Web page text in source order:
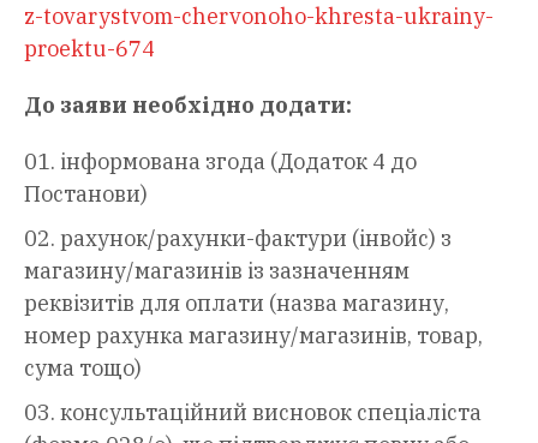
z-tovarystvom-chervonoho-khresta-ukrainy-
proektu-674
До заяви необхідно додати:
інформована згода (Додаток 4 до
Постанови)
рахунок/рахунки-фактури (інвойс) з
магазину/магазинів із зазначенням
реквізитів для оплати (назва магазину,
номер рахунка магазину/магазинів, товар,
сума тощо)
консультаційний висновок спеціаліста